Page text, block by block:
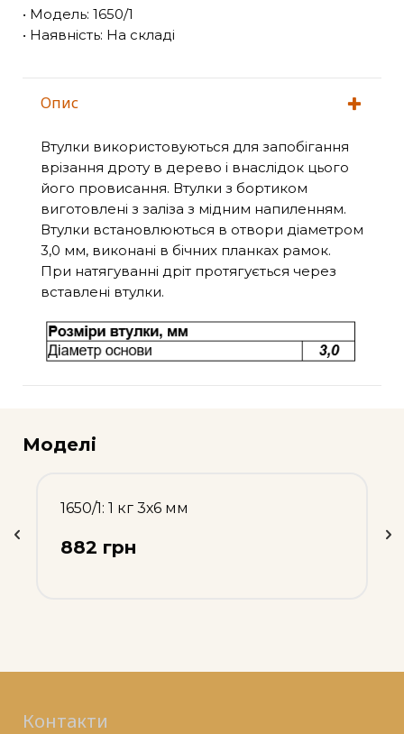
• Модель: 1650/1
• Наявність: На складі
Опис
Втулки використовуються для запобігання
врізання дроту в дерево і внаслідок цього
його провисання. Втулки з бортиком
виготовлені з заліза з мідним напиленням.
Втулки встановлюються в отвори діаметром
3,0 мм, виконані в бічних планках рамок.
При натягуванні дріт протягується через
вставлені втулки.
Моделі
1650/1: 1 кг 3х6 мм
882 грн
Контакти